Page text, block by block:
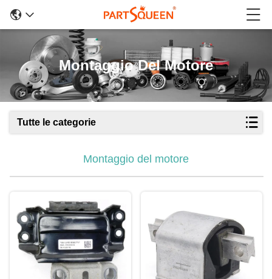
Montaggio Del Motore
Tutte le categorie
Montaggio del motore